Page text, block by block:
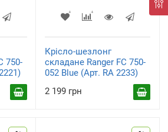
750-
Крісло-шезлонг
складане Ranger FC 750-
052 Blue (Арт. RA 2233)
2 199 грн